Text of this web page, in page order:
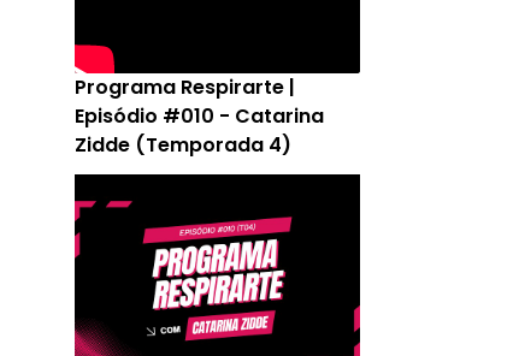
Programa Respirarte |
Episódio #010 - Catarina
Zidde (Temporada 4)